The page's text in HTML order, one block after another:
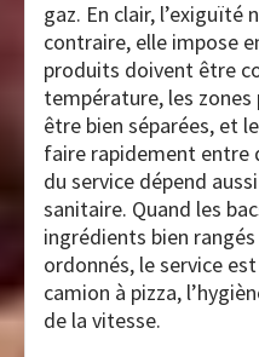
gaz. En clair, l’exiguïté
contraire, elle impose
produits doivent être
température, les
être bien séparées, et
faire rapidement entre
du service dépend
sanitaire. Quand les
ingrédients bien
ordonnés, le service
camion à pizza,
de la vitesse.